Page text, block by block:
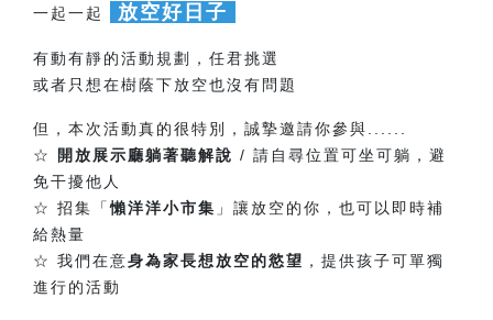
一起一起
放空好日子
有動有靜的活動規劃，任君挑選
或者只想在樹蔭下放空也沒有問題
但，本次活動真的很特別，誠摯邀請你參與......
☆
開放展示廳躺著聽解說 / 請自尋位置可坐可躺，避
免干擾他人
☆ 招集「懶洋洋小市集 」讓放空的你，也可以即時補
給熱量
☆ 我們在意身為家長想放空的慾望 ，提供孩子可單獨
進行的活動